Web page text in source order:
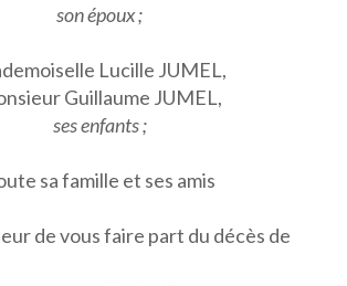
son époux ;
Lucille JUMEL,
Guillaume JUMEL,
ses enfants ;
sa famille et ses amis
de vous faire part du décès de